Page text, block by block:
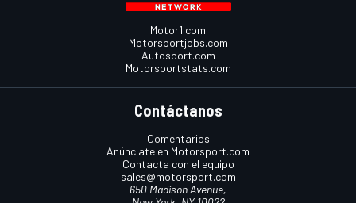
Motor1.com
Motorsportjobs.com
Autosport.com
Motorsportstats.com
Contáctanos
Comentarios
Anúnciate en Motorsport.com
Contacta con el equipo
sales@motorsport.com
650 Madison Avenue,